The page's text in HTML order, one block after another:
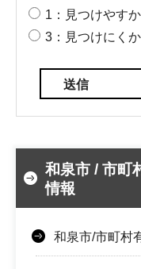
1：見つけやす
3：見つけにく
和泉市 / 市町
情報
和泉市/市町村